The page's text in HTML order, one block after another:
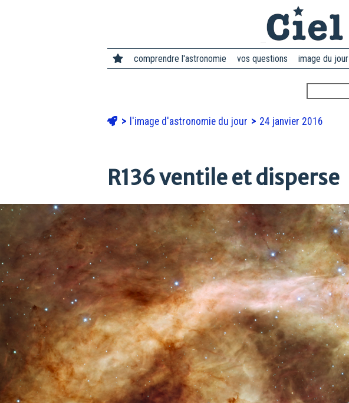
comprendre l'astronomie vos questions image du jour
l'image d'astronomie du jour 24 janvier 2016
R136 ventile et disperse